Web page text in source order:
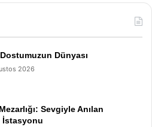
Dünyası
2026
Sevgiyle Anılan
İstasyonu